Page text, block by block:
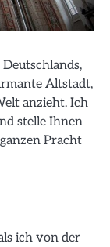
Altstadt,
anzieht. Ich
stelle Ihnen
Pracht
ich von der